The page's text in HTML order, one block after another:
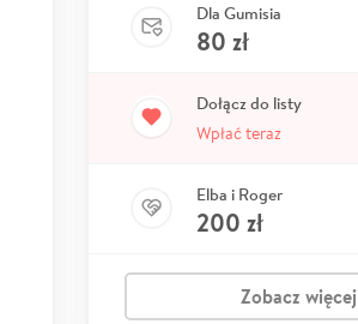
Dla Gumisia
80 zł
Dołącz do listy
Wpłać teraz
Elba i Roger
200 zł
Zobacz więcej